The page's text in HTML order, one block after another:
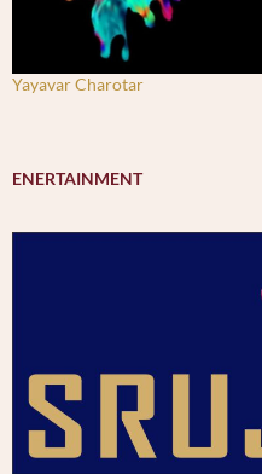
Yayavar Charotar
ENERTAINMENT